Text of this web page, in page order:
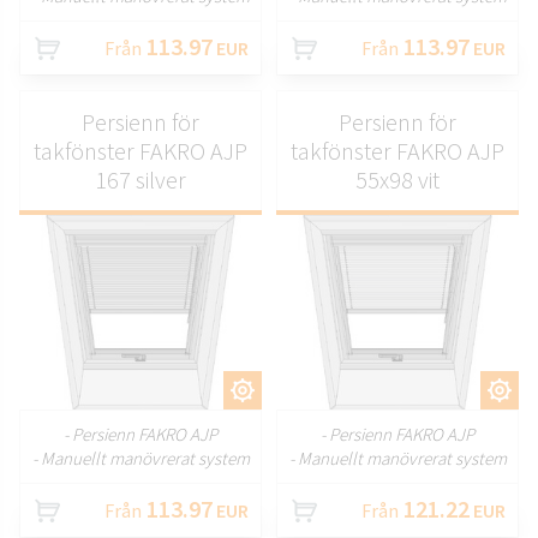
Från 113.97 EUR Från 113.97 EUR
Persienn för
takfönster FAKRO AJP
167 silver
- Persienn FAKRO AJP
- Manuellt manövrerat system
Från 113.97 EUR
Persienn för
takfönster FAKRO AJP
55x98 vit
- Persienn FAKRO AJP
- Manuellt manövrerat system
Från 121.22 EUR